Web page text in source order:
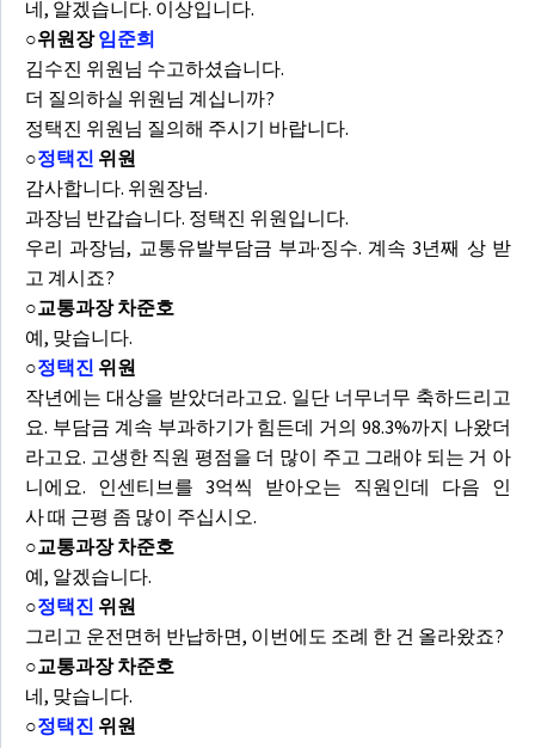
네, 알겠습니다. 이상입니다.
○위원장임준희
김수진 위원님 수고하셨습니다.
더 질의하실 위원님 계십니까?
정택진 위원님 질의해 주시기 바랍니다.
○정택진 위원
감사합니다. 위원장님.
과장님 반갑습니다. 정택진 위원입니다.
우리 과장님, 교통유발부담금 부과·징수. 계속 3년째 상 받
고 계시죠?
○교통과장 차준호
예, 맞습니다.
○정택진 위원
작년에는 대상을 받았더라고요. 일단 너무너무 축하드리고
요. 부담금 계속 부과하기가 힘든데 거의 98.3%까지 나왔더
라고요. 고생한 직원 평점을 더 많이 주고 그래야 되는 거 아
니에요. 인센티브를 3억씩 받아오는 직원인데 다음 인
사 때 근평 좀 많이 주십시오.
○교통과장 차준호
예, 알겠습니다.
○정택진 위원
그리고 운전면허 반납하면, 이번에도 조례 한 건 올라왔죠?
○교통과장 차준호
네, 맞습니다.
○정택진 위원